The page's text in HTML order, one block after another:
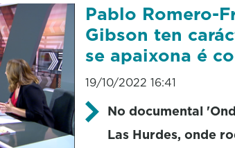
Pablo Romero-
Gibson ten
se apaixona é
19/10/2022 16:41
No documental
Las Hurdes, onde